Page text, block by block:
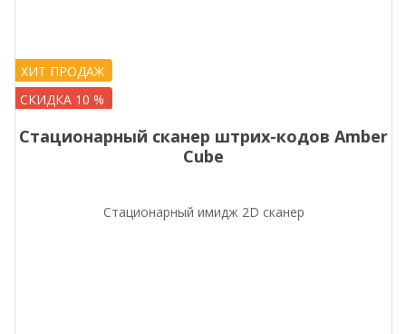
ХИТ ПРОДАЖ
СКИДКА 10 %
Стационарный сканер штрих-кодов Amber
Cube
Стационарный имидж 2D сканер